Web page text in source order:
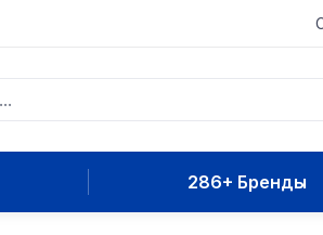
286+ Бренды